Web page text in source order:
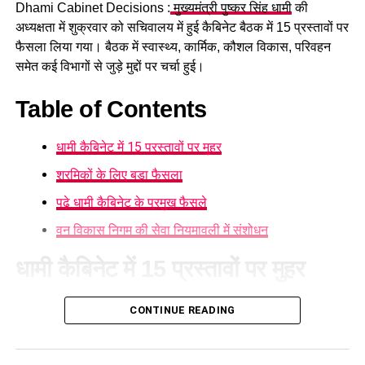
Dhami Cabinet Decisions : मुख्यमंत्री पुष्कर सिंह धामीकी
अध्यक्षता में शुक्रवार को सचिवालय में हुई कैबिनेट बैठक में 15 प्रस्तावों पर
फैसला लिया गया। बैठक में स्वास्थ्य, कार्मिक, कौशल विकास, परिवहन
समेत कई विभागों से जुड़े मुद्दों पर चर्चा हुई।
Table of Contents
धामी कैबिनेट में 15 प्रस्तावों पर मुहर
श्रमिकों के लिए बड़ा फैसला
पढ़े धामी कैबिनेट के प्रमुख फैसले
वन विकास निगम की सेवा नियमावली में संशोधन
आज हुई कैबिनेट की बैठक में 15 प्रस्तावों पर मुहर लगी है। कैबिनेट ने
गोपालन योजना में सामान्य वर्ग को भी शामिल करने का निर्णय लिया है।
CONTINUE READING